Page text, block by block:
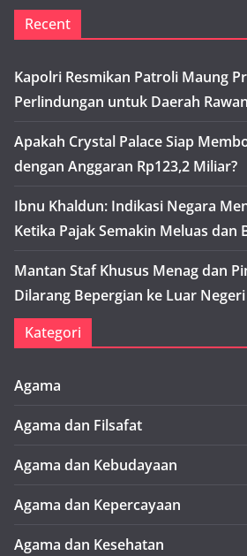
Recent
Kapolri Resmikan Patroli Maung
Perlindungan untuk Daerah
Apakah Crystal Palace Siap
dengan Anggaran Rp123,2 Miliar?
Ibnu Khaldun: Indikasi Negara
Ketika Pajak Semakin Meluas dan
Mantan Staf Khusus Menag dan
Dilarang Bepergian ke Luar Negeri
Kategori
Agama
Agama dan Filsafat
Agama dan Kebudayaan
Agama dan Kepercayaan
Agama dan Kesehatan